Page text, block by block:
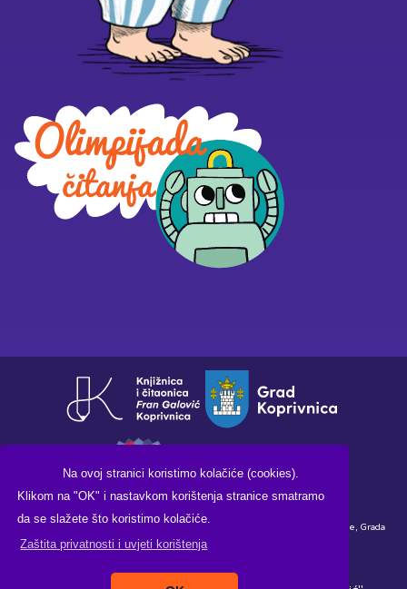
Na ovoj stranici koristimo kolačiće (cookies).
Klikom na "OK" i nastavkom korištenja stranice smatramo
da se slažete što koristimo kolačiće.
Zaštita privatnosti i uvjeti korištenja
Financirano sredstvima Ministarstva kulture i medija Republike Hrvatske, Grada
Koprivnice i Knjižnice i čitaonice "Fran Galović" Koprivnica.